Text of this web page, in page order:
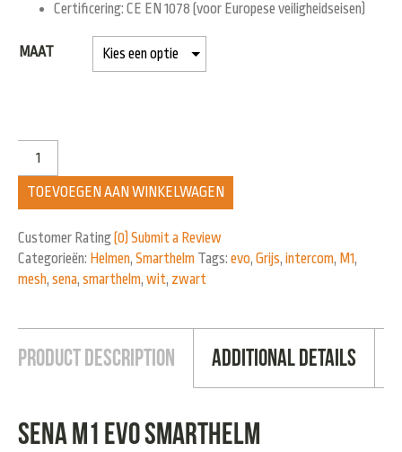
Certificering: CE EN 1078 (voor Europese veiligheidseisen)
MAAT
TOEVOEGEN AAN WINKELWAGEN
Customer Rating(0) Submit a Review
Categorieën: Helmen, Smarthelm Tags: evo, Grijs, intercom, M1,
mesh, sena, smarthelm, wit, zwart
Product Description Additional Details
Sena M1 EVO Smarthelm